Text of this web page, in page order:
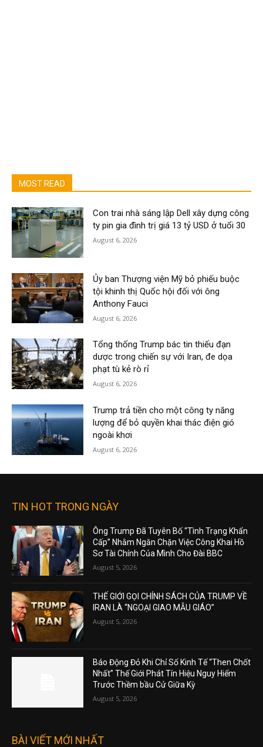
MOST READ
Con trai nhà sáng lập Dell xây dựng công
ty pin gia đình trị giá 13 tỷ USD ở tuổi 30
August 6, 2026
Ủy ban Thượng viện Mỹ bỏ phiếu buộc
tội khinh thị Quốc hội đối với ông
Anthony Fauci
August 6, 2026
Tổng thống Trump bác tin thiếu đạn
dược trong chiến sự với Iran, đe dọa
phạt tù kẻ rò rỉ
August 6, 2026
Trump trả tiền cho một công ty năng
lượng để bỏ quyền khai thác điện gió
ngoài khơi
August 6, 2026
TIN HOT TRONG NGÀY
Ông Trump Đã Tuyên Bố “Tình Trạng Khẩn
Cấp” Nhằm Ngăn Chặn Việc Công Khai Hồ
Sơ Tài Chính Của Mình Cho Đài BBC
August 5, 2026
THẾ GIỚI GỌI CHÍNH SÁCH CỦA TRUMP VỀ
IRAN LÀ “NGOẠI GIAO MẪU GIÁO”
August 5, 2026
Báo Động Đỏ Khi Chỉ Số Kinh Tế “Then Chốt
Nhất” Thế Giới Phát Tín Hiệu Nguy Hiểm
Trước Thềm bầu Cử Giữa Kỳ
August 5, 2026
BÀI VIẾT MỚI NHẤT